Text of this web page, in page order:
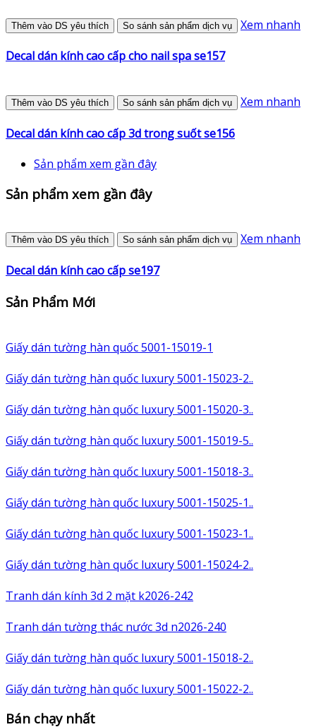
Thêm vào DS yêu thích So sánh sản phẩm dịch vụ Xem nhanh
Decal dán kính cao cấp cho nail spa se157
Thêm vào DS yêu thích So sánh sản phẩm dịch vụ Xem nhanh
Decal dán kính cao cấp 3d trong suốt se156
Sản phẩm xem gần đây
Sản phẩm xem gần đây
Thêm vào DS yêu thích So sánh sản phẩm dịch vụ Xem nhanh
Decal dán kính cao cấp se197
Sản Phẩm Mới
Giấy dán tường hàn quốc 5001-15019-1
Giấy dán tường hàn quốc luxury 5001-15023-2..
Giấy dán tường hàn quốc luxury 5001-15020-3..
Giấy dán tường hàn quốc luxury 5001-15019-5..
Giấy dán tường hàn quốc luxury 5001-15018-3..
Giấy dán tường hàn quốc luxury 5001-15025-1..
Giấy dán tường hàn quốc luxury 5001-15023-1..
Giấy dán tường hàn quốc luxury 5001-15024-2..
Tranh dán kính 3d 2 mặt k2026-242
Tranh dán tường thác nước 3d n2026-240
Giấy dán tường hàn quốc luxury 5001-15018-2..
Giấy dán tường hàn quốc luxury 5001-15022-2..
Bán chạy nhất